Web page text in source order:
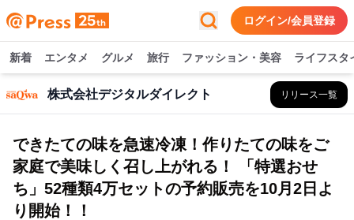
ログイン/会員登録
新着 エンタメ グルメ 旅行 ファッション・美容 ライフスタ
株式会社デジタルダイレクト リリース一覧
できたての味を急速冷凍！作りたての味をご
家庭で美味しく召し上がれる！ 「特選おせ
ち」52種類4万セットの予約販売を10月2日よ
り開始！！